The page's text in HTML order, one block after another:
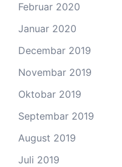
Februar 2020
Januar 2020
Decembar 2019
Novembar 2019
Oktobar 2019
Septembar 2019
August 2019
Juli 2019